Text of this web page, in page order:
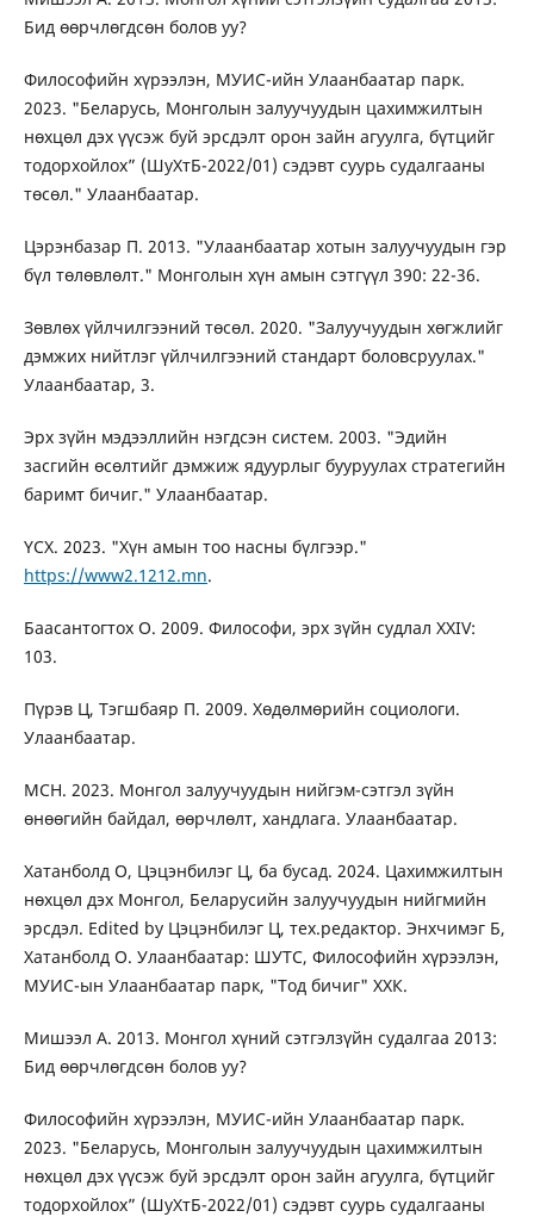
Бид өөрчлөгдсөн болов уу?
Философийн хүрээлэн, МУИС-ийн Улаанбаатар парк.
2023. "Беларусь, Монголын залуучуудын цахимжилтын
нөхцөл дэх үүсэж буй эрсдэлт орон зайн агуулга, бүтцийг
тодорхойлох” (ШуХтБ-2022/01) сэдэвт суурь судалгааны
төсөл." Улаанбаатар.
Цэрэнбазар П. 2013. "Улаанбаатар хотын залуучуудын гэр
бүл төлөвлөлт." Монголын хүн амын сэтгүүл 390: 22-36.
Зөвлөх үйлчилгээний төсөл. 2020. "Залуучуудын хөгжлийг
дэмжих нийтлэг үйлчилгээний стандарт боловсруулах."
Улаанбаатар, 3.
Эрх зүйн мэдээллийн нэгдсэн систем. 2003. "Эдийн
засгийн өсөлтийг дэмжиж ядуурлыг бууруулах стратегийн
баримт бичиг." Улаанбаатар.
ҮСХ. 2023. "Хүн амын тоо насны бүлгээр."
https://www2.1212.mn.
Баасантогтох О. 2009. Философи, эрх зүйн судлал XXIV:
103.
Пүрэв Ц, Тэгшбаяр П. 2009. Хөдөлмөрийн социологи.
Улаанбаатар.
МСН. 2023. Монгол залуучуудын нийгэм-сэтгэл зүйн
өнөөгийн байдал, өөрчлөлт, хандлага. Улаанбаатар.
Хатанболд О, Цэцэнбилэг Ц, ба бусад. 2024. Цахимжилтын
нөхцөл дэх Монгол, Беларусийн залуучуудын нийгмийн
эрсдэл. Edited by Цэцэнбилэг Ц, тех.редактор. Энхчимэг Б,
Хатанболд О. Улаанбаатар: ШУТС, Философийн хүрээлэн,
МУИС-ын Улаанбаатар парк, "Тод бичиг" ХХК.
Мишээл А. 2013. Монгол хүний сэтгэлзүйн судалгаа 2013:
Бид өөрчлөгдсөн болов уу?
Философийн хүрээлэн, МУИС-ийн Улаанбаатар парк.
2023. "Беларусь, Монголын залуучуудын цахимжилтын
нөхцөл дэх үүсэж буй эрсдэлт орон зайн агуулга, бүтцийг
тодорхойлох” (ШуХтБ-2022/01) сэдэвт суурь судалгааны